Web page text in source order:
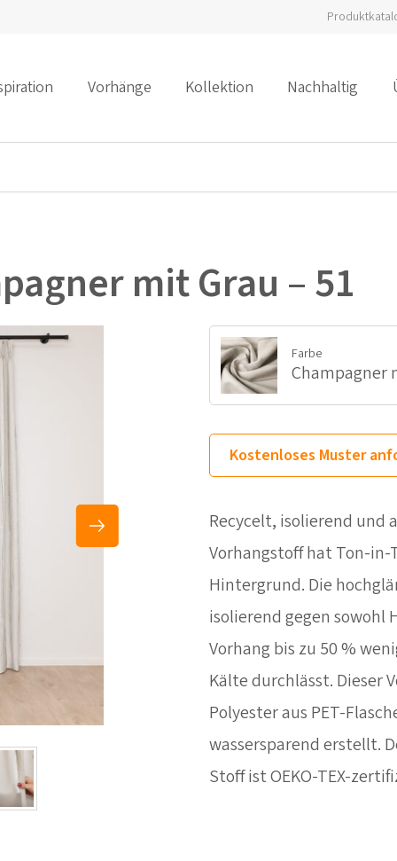
Vorhänge Kollektion Nachhaltig
mit Grau – 51
Farbe
Champagner
Kostenloses Muster
Recycelt, isolierend und
Vorhangstoff hat Ton-
Hintergrund. Die
isolierend gegen sowohl
Vorhang bis zu 50 %
Kälte durchlässt. Dieser
Polyester aus PET-
wassersparend erstellt.
Stoff ist OEKO-TEX-